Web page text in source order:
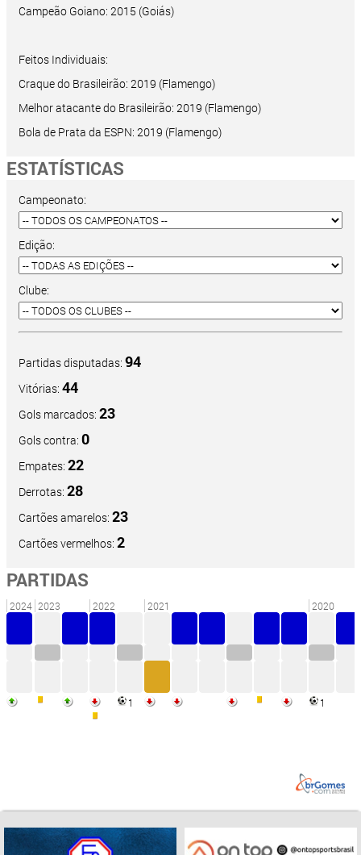
Campeão Goiano: 2015 (Goiás)
Feitos Individuais:
Craque do Brasileirão: 2019 (Flamengo)
Melhor atacante do Brasileirão: 2019 (Flamengo)
Bola de Prata da ESPN: 2019 (Flamengo)
ESTATÍSTICAS
Campeonato:
Edição:
Clube:
Partidas disputadas: 94
Vitórias: 44
Gols marcados: 23
Gols contra: 0
Empates: 22
Derrotas: 28
Cartões amarelos: 23
Cartões vermelhos: 2
PARTIDAS
2024 2023 2022
1
2021 2020
1